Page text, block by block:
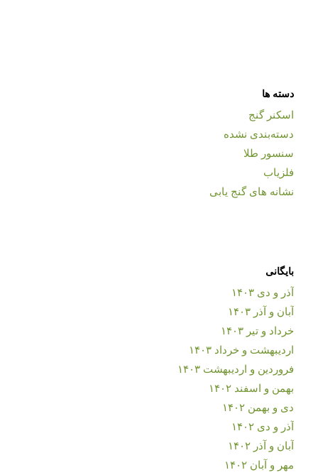
دسته ها
اسکنر گنج
دسته‌بندی نشده
سنسور طلا
فلزیاب
نشانه های گنج یابی
بایگانی
آذر و دی ۱۴۰۳
آبان و آذر ۱۴۰۳
خرداد و تیر ۱۴۰۳
اردیبهشت و خرداد ۱۴۰۳
فروردین و اردیبهشت ۱۴۰۳
بهمن و اسفند ۱۴۰۲
دی و بهمن ۱۴۰۲
آذر و دی ۱۴۰۲
آبان و آذر ۱۴۰۲
مهر و آبان ۱۴۰۲